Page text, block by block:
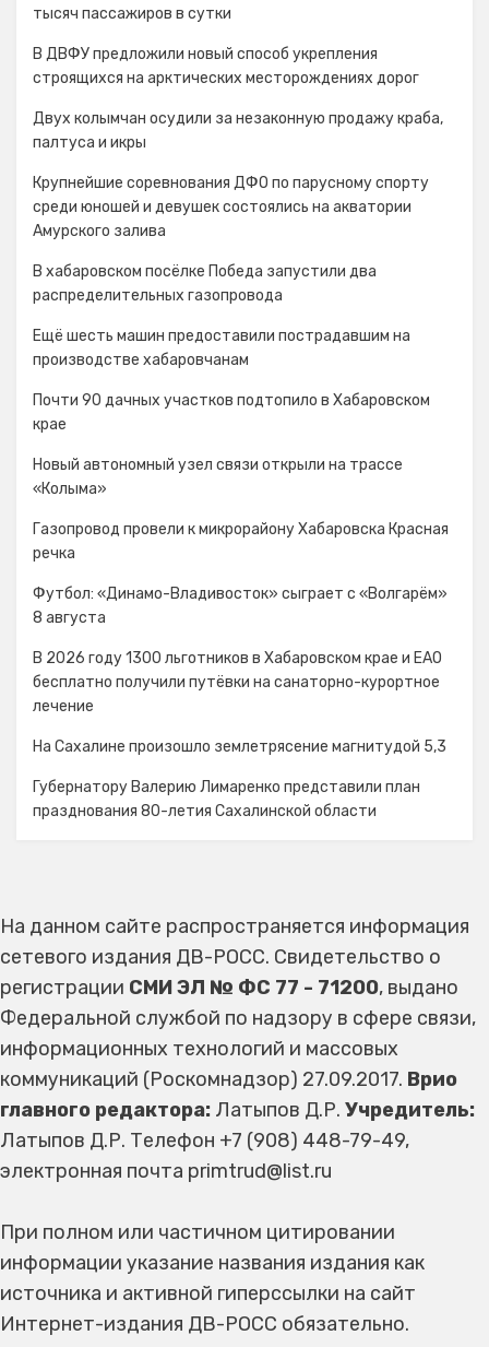
тысяч пассажиров в сутки
В ДВФУ предложили новый способ укрепления
строящихся на арктических месторождениях дорог
Двух колымчан осудили за незаконную продажу краба,
палтуса и икры
Крупнейшие соревнования ДФО по парусному спорту
среди юношей и девушек состоялись на акватории
Амурского залива
В хабаровском посёлке Победа запустили два
распределительных газопровода
Ещё шесть машин предоставили пострадавшим на
производстве хабаровчанам
Почти 90 дачных участков подтопило в Хабаровском
крае
Новый автономный узел связи открыли на трассе
«Колыма»
Газопровод провели к микрорайону Хабаровска Красная
речка
Футбол: «Динамо-Владивосток» сыграет с «Волгарём»
8 августа
В 2026 году 1300 льготников в Хабаровском крае и ЕАО
бесплатно получили путёвки на санаторно-курортное
лечение
На Сахалине произошло землетрясение магнитудой 5,3
Губернатору Валерию Лимаренко представили план
празднования 80-летия Сахалинской области
На данном сайте распространяется информация
сетевого издания ДВ-РОСС. Свидетельство о
регистрации СМИ ЭЛ № ФС 77 - 71200, выдано
Федеральной службой по надзору в сфере связи,
информационных технологий и массовых
коммуникаций (Роскомнадзор) 27.09.2017. Врио
главного редактора: Латыпов Д.Р. Учредитель:
Латыпов Д.Р. Телефон +7 (908) 448-79-49,
электронная почта primtrud@list.ru
При полном или частичном цитировании
информации указание названия издания как
источника и активной гиперссылки на сайт
Интернет-издания ДВ-РОСС обязательно.